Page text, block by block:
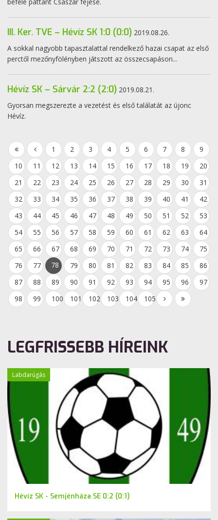
III. Ker. TVE – Hévíz SK 1:0 (0:0) 2019.08.26.
A sokkal nagyobb tapasztalattal rendelkező hazai csapat az első
perctől mezőnyfölényben játszott az összecsapáson...
Hévíz SK – Sárvár 2:2 (2:0) 2019.08.21.
Gyorsan megszerezte a vezetést és első találatát az újonc
Hévíz.
1 2 3 4 5 6 7 8
9
10
11 12 13 14 15 16 17 18 19
20
21
22 23 24 25 26 27 28 29 30
31
32
33 34 35 36 37 38 39 40 41
42
43
44 45 46 47 48 49 50 51 52
53
54
55 56 57 58 59 60 61 62 63
64
65
66 67 68 69 70 71 72 73 74
75
76
77 78 79 80 81 82 83 84 85
86
87
88 89 90 91 92 93 94 95 96
97
98
99 100 101 102 103 104 105
LEGFRISSEBB HÍREINK
Labdarúgás
Hévíz SK - Semjénháza SE 0:2 (0:1)